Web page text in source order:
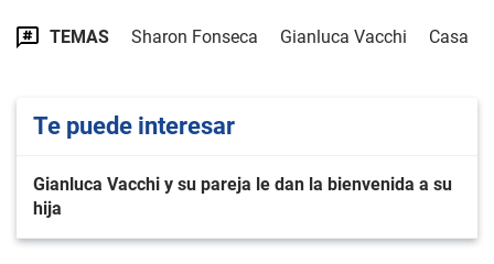
TEMAS Sharon Fonseca Gianluca Vacchi Casa
Te puede interesar
Gianluca Vacchi y su pareja le dan la bienvenida a su
hija